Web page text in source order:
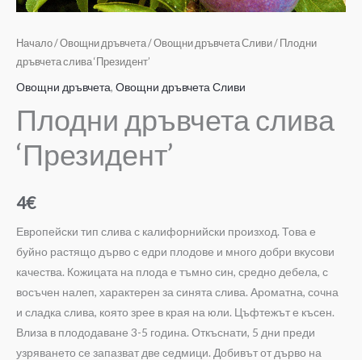
Начало/Овощни дръвчета/Овощни дръвчета Сливи/ Плодни
дръвчета слива ‘Президент’
Овощни дръвчета, Овощни дръвчета Сливи
Плодни дръвчета слива
‘Президент’
4€
Европейски тип слива с калифорнийски произход. Това е
буйно растящо дърво с едри плодове и много добри вкусови
качества. Кожицата на плода е тъмно син, средно дебела, с
восъчен налеп, характерен за синята слива. Ароматна, сочна
и сладка слива, която зрее в края на юли. Цъфтежът е късен.
Влиза в плододаване 3-5 година. Откъснати, 5 дни преди
узряването се запазват две седмици. Добивът от дърво на